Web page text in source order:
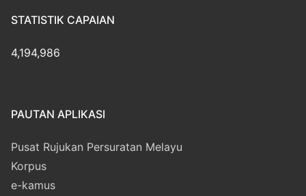
STATISTIK CAPAIAN
4,194,986
PAUTAN APLIKASI
Pusat Rujukan Persuratan Melayu
Korpus
e-kamus